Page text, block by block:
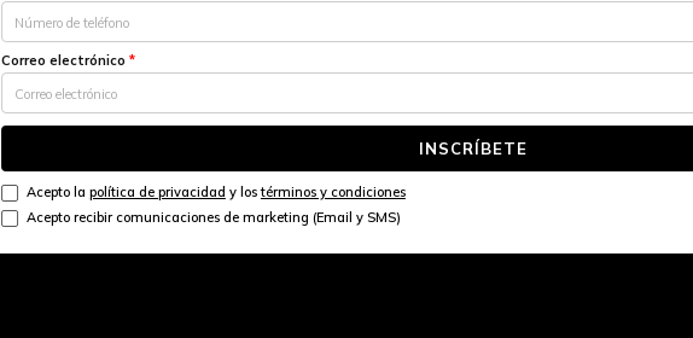
Correo electrónico *
INSCRÍBETE
Acepto la política de privacidad y lostérminos y condiciones
Acepto recibir comunicaciones de marketing (Email y SMS)